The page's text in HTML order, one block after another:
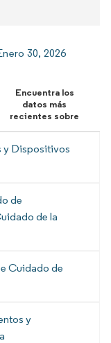
30, 2026
Encuentra los
datos más
recientes sobre
y Dispositivos
de
de la
Cuidado de
y